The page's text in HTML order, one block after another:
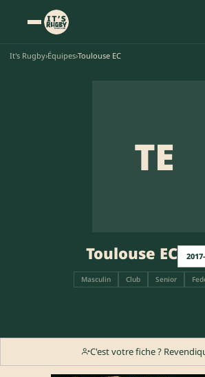
It's Rugby›Équipes›Toulouse EC
TE
Toulouse EC
Masculin Club Senior
C'est votre fiche ?